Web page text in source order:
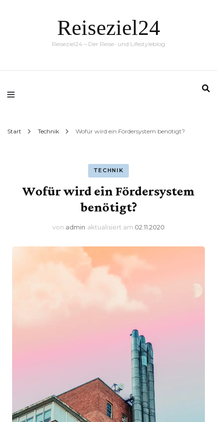
Reiseziel24
Reiseziel24 – Der Reise- und Lifestyleblog
Start Technik Wofür wird ein Fördersystem benötigt?
TECHNIK
Wofür wird ein Fördersystem
benötigt?
von admin aktualisiert am 02.11.2020